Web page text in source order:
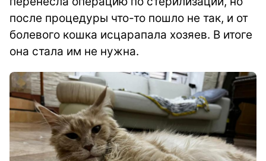
после процедуры что-то пошло не так, и от
болевого кошка исцарапала хозяев. В итоге
она стала им не нужна.